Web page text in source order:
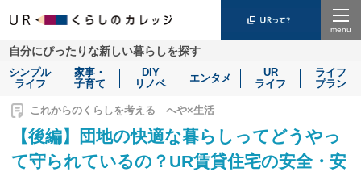
自分にぴったりな新しい暮らしを探す
シンプル
ライフ
家事・
子育て
DIY
リノベ
エンタメ
UR
ライフ
ライフ
プラン
これからのくらしを考える へや×生活
【後編】団地の快適な暮らしってどうやっ
て守られているの？UR賃貸住宅の安全・安